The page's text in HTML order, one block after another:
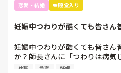
恋愛・結婚 👑殿堂入り
妊娠中つわりが酷くても皆さん
妊娠中つわりが酷くても皆さん
か？師長さんに「つわりは病気
はそう簡単じゃないのよ。みん
休職 急変 妊娠